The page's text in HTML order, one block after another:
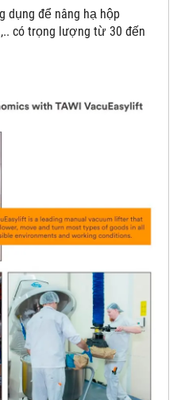
dụng để nâng hạ hộp
có trọng lượng từ 30 đến